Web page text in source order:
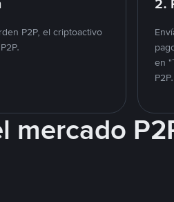
P2P, el criptoactivo
en
P2P.
mercado